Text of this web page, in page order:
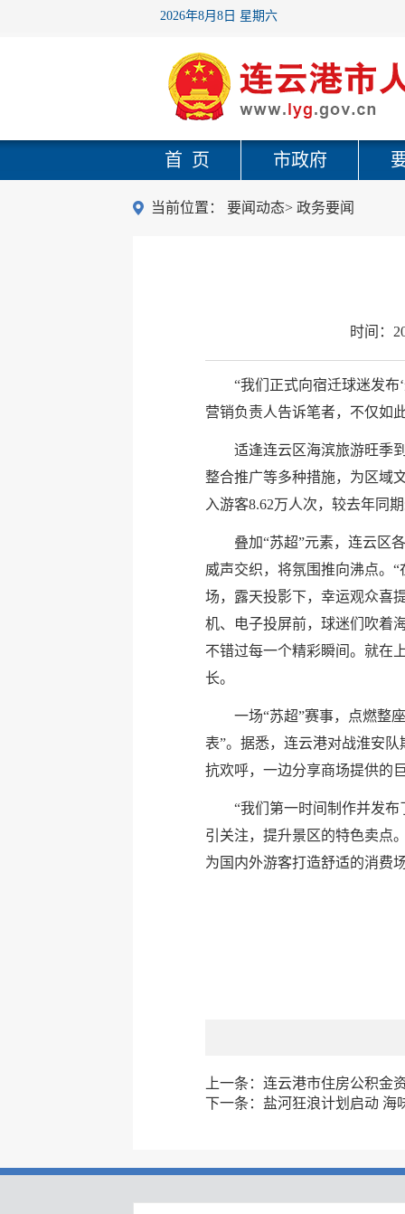
2026年8月8日 星期六
首 页 市政府
当前位置： 要闻动态> 政务要闻
时间：
“我们正式向宿迁球迷发布
营销负责人告诉笔者，不仅如
适逢连云区海滨旅游旺季
整合推广等多种措施，为区域
入游客8.62万人次，较去年同
叠加“苏超”元素，连云区
威声交织，将氛围推向沸点。
场，露天投影下，幸运观众喜
机、电子投屏前，球迷们吹着
不错过每一个精彩瞬间。就在
长。
一场“苏超”赛事，点燃整
表”。据悉，连云港对战淮安
抗欢呼，一边分享商场提供的
“我们第一时间制作并发
引关注，提升景区的特色卖点
为国内外游客打造舒适的消费
上一条： 连云港市住房公积金
下一条： 盐河狂浪计划启动 海